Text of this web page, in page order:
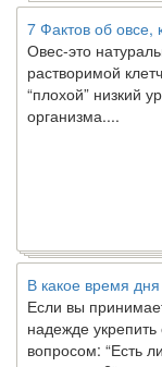
7 Фактов об овсе,
Овес-это
растворимой
“плохой” низкий
организма....
В какое время
Если вы
надежде
вопросом: “Есть
витаминов ?”